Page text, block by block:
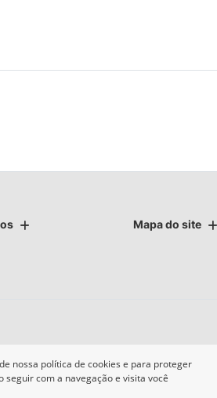
Mapa do site
nossa política de cookies e para proteger
seguir com a navegação e visita você